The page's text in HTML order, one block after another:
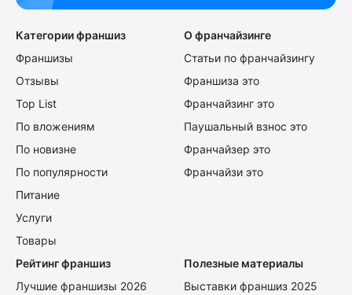
Категории франшиз
Франшизы
Отзывы
Top List
По вложениям
По новизне
По популярности
Питание
Услуги
Товары
О франчайзинге
Статьи по франчайзингу
Франшиза это
Франчайзинг это
Паушальный взнос это
Франчайзер это
Франчайзи это
Рейтинг франшиз
Лучшие франшизы 2026
Полезные материалы
Выставки франшиз 2025